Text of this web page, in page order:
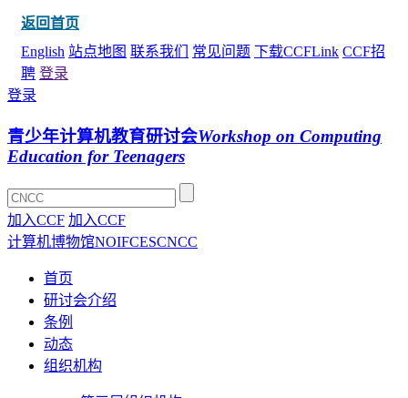
返回首页
English 站点地图 联系我们 常见问题 下载CCFLink CCF招
聘 登录
登录
青少年计算机教育研讨会Workshop on Computing
Education for Teenagers
加入CCF 加入CCF
计算机博物馆NOIFCESCNCC
首页
研讨会介绍
条例
动态
组织机构